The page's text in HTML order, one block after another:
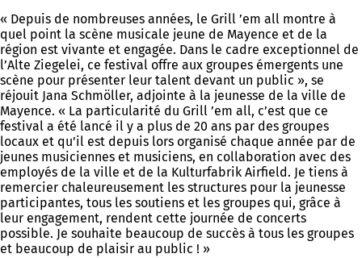
« Depuis de nombreuses années, le Grill ’em all montre à
quel point la scène musicale jeune de Mayence et de la
région est vivante et engagée. Dans le cadre exceptionnel de
l’Alte Ziegelei, ce festival offre aux groupes émergents une
scène pour présenter leur talent devant un public », se
réjouit Jana Schmöller, adjointe à la jeunesse de la ville de
Mayence. « La particularité du Grill ’em all, c’est que ce
festival a été lancé il y a plus de 20 ans par des groupes
locaux et qu’il est depuis lors organisé chaque année par de
jeunes musiciennes et musiciens, en collaboration avec des
employés de la ville et de la Kulturfabrik Airfield. Je tiens à
remercier chaleureusement les structures pour la jeunesse
participantes, tous les soutiens et les groupes qui, grâce à
leur engagement, rendent cette journée de concerts
possible. Je souhaite beaucoup de succès à tous les groupes
et beaucoup de plaisir au public ! »